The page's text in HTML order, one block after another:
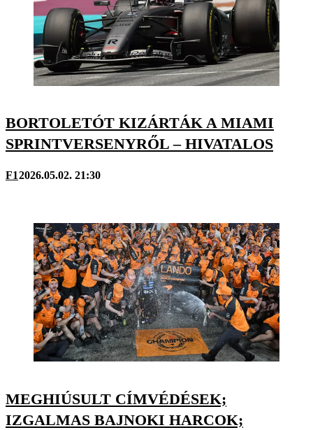
BORTOLETÓT KIZÁRTÁK A MIAMI
SPRINTVERSENYRŐL – HIVATALOS
F12026.05.02. 21:30
MEGHIÚSULT CÍMVÉDÉSEK;
IZGALMAS BAJNOKI HARCOK;